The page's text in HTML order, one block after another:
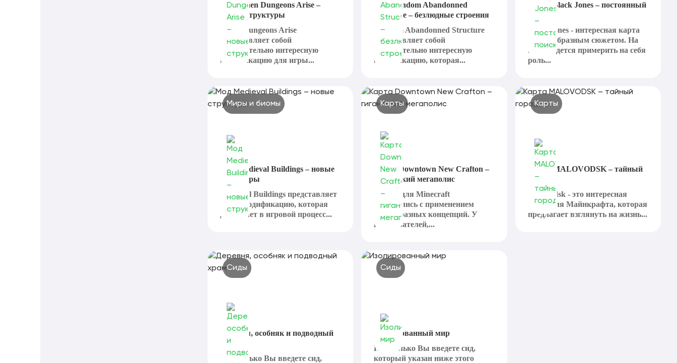
Мод When Dungeons Arise –
новые структуры
When Dungeons Arise
представляет собой
действительно интересную
модификацию для игры...
Мод Random Abandonned
Structure – безлюдные строения
Random Abandonned Structure
представляет собой
действительно интересную
модификацию, которая...
Карта Black Jones – постоянный
Black Jones - интересная карта
со своеобразным сюжетом. На
ней придется примерить на себя
роль...
Миры и биомы
Мод Medieval Buildings – новые
структуры
Medieval Buildings представляет
собой модификацию, которая
добавляет в игровой процесс...
Карты
Карта Downtown New Crafton –
гигантский мегаполис
Карты для Minecraft
создавались с применением
самых разных концепций. У
пользователей,...
Карты
Карта MALOVODSK – тайный
городок
Malovodsk - это интересная
карта для Майнкрафта, которая
предлагает взглянуть на жизнь...
Сиды
Деревня, особняк и подводный
храм
Как только Вы введете сид,
Сиды
Изолированный мир
Как только Вы введете сид,
который указан ниже этого